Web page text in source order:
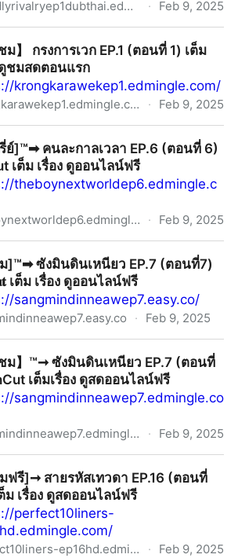
friendlyrivalryep1dubthai.edmingle.com · Feb 9, 2025
ฟรี
ชม】 กรงการเวก EP.1 (ตอนที่ 1) เต็ม
ดูชมสดตอนแรก
krongkarawekep1.edmingle.com/
krongkarawekep1.edmingle.com · Feb 9, 2025
ย์]™➡︎ คนละกาลเวลา EP.6 (ตอนที่ 6)
เต็ม เรื่อง ดูออนไลน์ฟรี
theboynextworldep6.edmingle.c
theboynextworldep6.edmingle.com · Feb 9, 2025
]™➡︎ ซังมินดินเหนียว EP.7 (ตอนที่7)
เต็ม เรื่อง ดูออนไลน์ฟรี
sangmindinneawep7.easy.co/
· Feb 9, 2025
ชม】™➞ ซังมินดินเหนียว EP.7 (ตอนที่
เต็มเรื่อง ดูสดออนไลน์ฟรี
sangmindinneawep7.edmingle.co
sangmindinneawep7.edmingle.com · Feb 9, 2025
ฟรี
ฟรี]➞ สายรหัสเทวดา EP.16 (ตอนที่
ม เรื่อง ดูสดออนไลน์ฟรี
perfect10liners-
perfect10liners-ep16hd.edmingle.com · Feb 9, 2025